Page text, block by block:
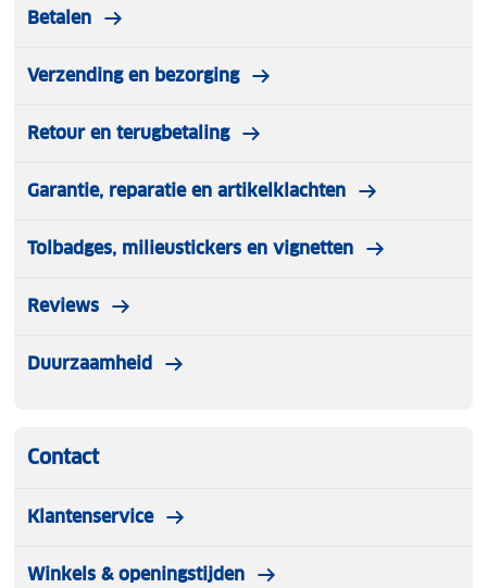
Betalen
Verzending en bezorging
Retour en terugbetaling
Garantie, reparatie en artikelklachten
Tolbadges, milieustickers en vignetten
Reviews
Duurzaamheid
Contact
Klantenservice
Winkels & openingstijden